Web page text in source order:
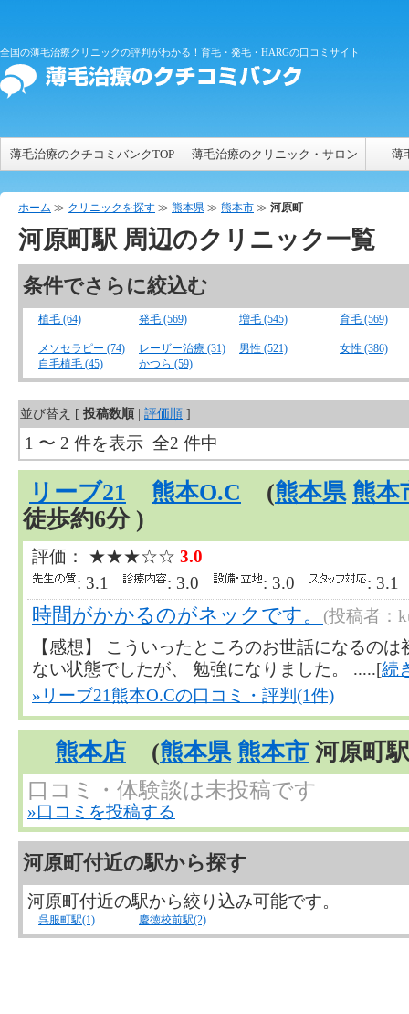
全国の薄毛治療クリニックの評判がわかる！育毛・発毛・HARGの口コミサイト
薄毛治療のクチコミバンクTOP 薄毛治療のクリニック・サロン 薄
ホーム ≫ クリニックを探す ≫ 熊本県 ≫ 熊本市 ≫ 河原町
河原町駅 周辺のクリニック一覧
条件でさらに絞込む
植毛 (64) 発毛 (569) 増毛 (545) 育毛 (569)
メソセラピー (74) レーザー治療 (31) 男性 (521)
女性 (386)
自毛植毛 (45)
かつら (59)
並び替え [ 投稿数順 評価順 ]
1 〜 2 件を表示 全2 件中
リーブ21 熊本O.C (熊本県 熊本
徒歩約6分 )
評価： ★★★☆☆ 3.0
: 3.1
: 3.0 : 3.0 :
時間がかかるのがネックです。
(投稿者：
【感想】 こういったところのお世話になるの
ない状態でしたが、 勉強になりました。 .....[続
»リーブ21熊本O.Cの口コミ・評判(1件)
熊本店 (熊本県 熊本市 河原町
口コミ・体験談は未投稿です
»口コミを投稿する
河原町付近の駅から探す
河原町付近の駅から絞り込み可能です。
呉服町駅(1) 慶徳校前駅(2)